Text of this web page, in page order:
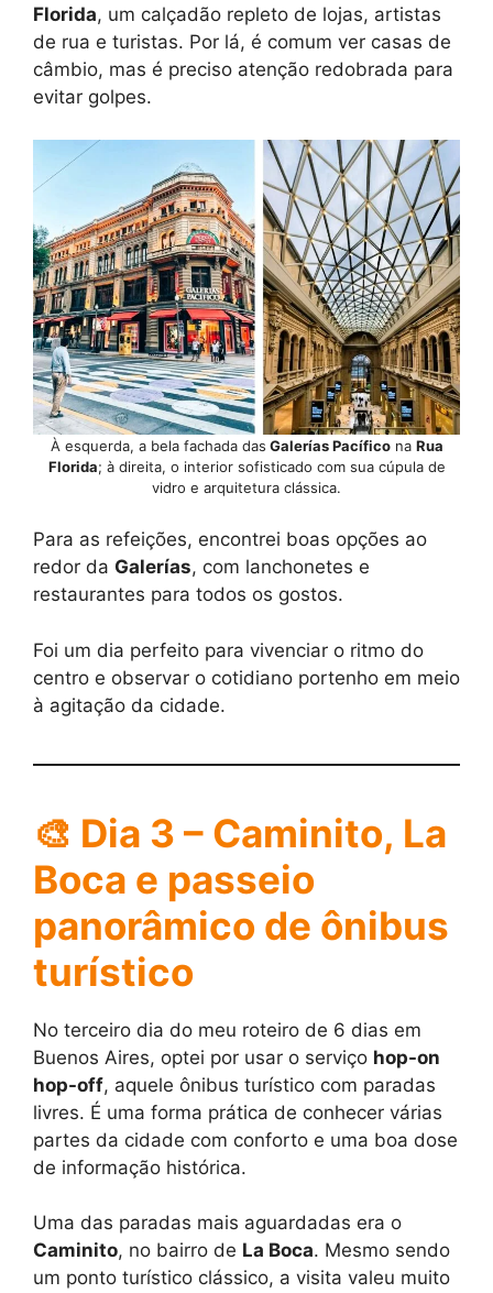
Florida, um calçadão repleto de lojas, artistas
de rua e turistas. Por lá, é comum ver casas de
câmbio, mas é preciso atenção redobrada para
evitar golpes.
À esquerda, a bela fachada das Galerías Pacíficona Rua
Florida; à direita, o interior sofisticado com sua cúpula de
vidro e arquitetura clássica.
Para as refeições, encontrei boas opções ao
redor da Galerías, com lanchonetes e
restaurantes para todos os gostos.
Foi um dia perfeito para vivenciar o ritmo do
centro e observar o cotidiano portenho em meio
à agitação da cidade.
🎨 Dia 3 – Caminito, La
Boca e passeio
panorâmico de ônibus
turístico
No terceiro dia do meu roteiro de 6 dias em
Buenos Aires, optei por usar o serviço hop-on
hop-off, aquele ônibus turístico com paradas
livres. É uma forma prática de conhecer várias
partes da cidade com conforto e uma boa dose
de informação histórica.
Uma das paradas mais aguardadas era o
Caminito, no bairro de La Boca. Mesmo sendo
um ponto turístico clássico, a visita valeu muito